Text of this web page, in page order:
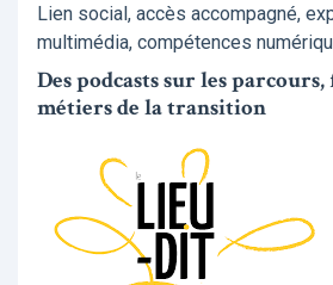
Lien social, accès accompagné,
multimédia, compétences
Des podcasts sur les
métiers de la transition